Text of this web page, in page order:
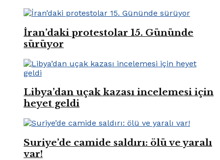
İran’daki protestolar 15. Gününde
sürüyor
Libya’dan uçak kazası incelemesi için
heyet geldi
Suriye’de camide saldırı: ölü ve yaralı
var!